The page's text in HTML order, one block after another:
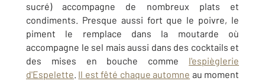
sucré) accompagne de nombreux plats et
condiments. Presque aussi fort que le poivre, le
piment le remplace dans la moutarde où
accompagne le sel mais aussi dans des cocktails et
des mises en bouche comme l'espièglerie
d'Espelette. Il est fêté chaque automne au moment